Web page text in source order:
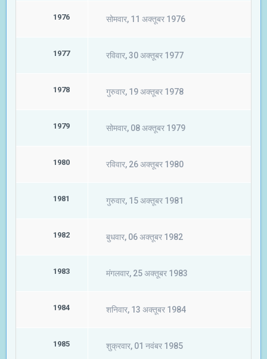
1976 सोमवार, 11 अक्तूबर 1976
1977 रविवार, 30 अक्तूबर 1977
1978 गुरुवार, 19 अक्तूबर 1978
1979 सोमवार, 08 अक्तूबर 1979
1980 रविवार, 26 अक्तूबर 1980
1981 गुरुवार, 15 अक्तूबर 1981
1982 बुधवार, 06 अक्तूबर 1982
1983 मंगलवार, 25 अक्तूबर 1983
1984 शनिवार, 13 अक्तूबर 1984
1985 शुक्रवार, 01 नवंबर 1985